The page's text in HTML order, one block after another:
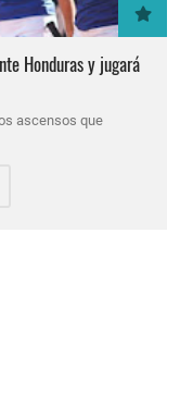
Honduras y jugará
ascensos que